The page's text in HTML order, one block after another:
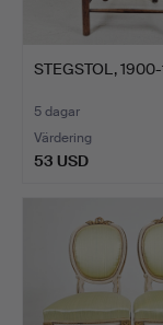
STEGSTOL,
5 dagar
Värdering
53 USD